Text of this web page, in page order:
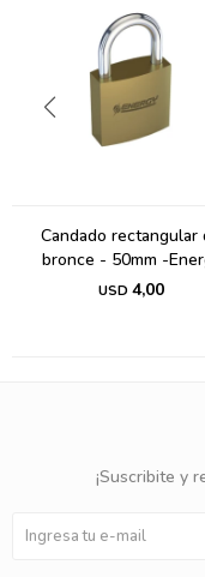
Candado rectangular
bronce - 50mm -
USD 4,00
¡Suscribite y